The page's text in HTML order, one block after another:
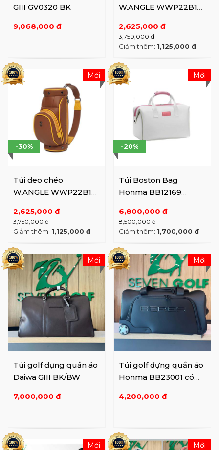
GIII GV0320 BK
9,068,000 đ
W.ANGLE WWP22B10
2,625,000 đ
3,750,000 đ
Giảm thêm: 1,125,000 đ
Túi đeo chéo
W.ANGLE WWP22B10
2,625,000 đ
3,750,000 đ
-30%
Giảm thêm: 1,125,000 đ
Mới
Túi Boston Bag
Honma BB12169
ANNIVERSARY
6,800,000 đ
8,500,000 đ
-20%
Giảm thêm: 1,700,000 đ
Mới
Túi golf đựng quần áo
Daiwa GIII BK/BW
7,000,000 đ
Mới
Túi golf đựng quần áo
Honma BB23001 có
4,200,000 đ
Mới
Mới Mới